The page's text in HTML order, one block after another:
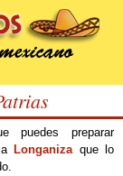
puedes preparar
Longaniza que lo